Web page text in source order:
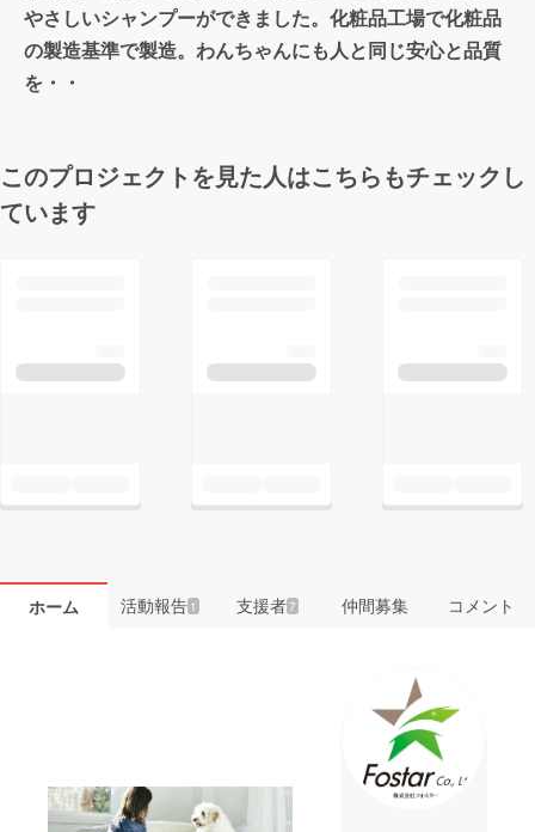
やさしいシャンプーができました。化粧品工場で化粧品
の製造基準で製造。わんちゃんにも人と同じ安心と品質
を・・
このプロジェクトを見た人はこちらもチェックし
ています
ホーム 活動報告1 支援者7 仲間募集 コメント